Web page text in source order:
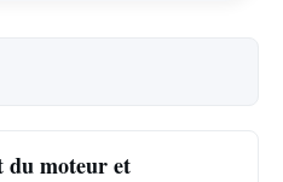
du moteur et